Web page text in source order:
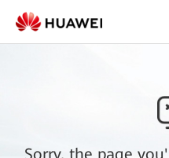
Sorry, the page